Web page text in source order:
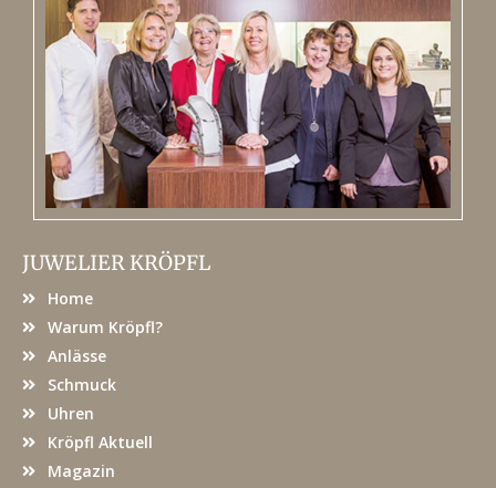
JUWELIER KRÖPFL
Home
Warum Kröpfl?
Anlässe
Schmuck
Uhren
Kröpfl Aktuell
Magazin